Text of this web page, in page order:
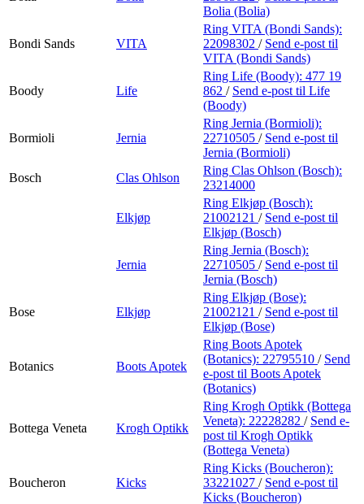
Bolia (Bolia)
Bondi Sands VITA
Ring VITA (Bondi Sands):
22098302 / Send e-post til
VITA (Bondi Sands)
Boody Life
Ring Life (Boody): 477 19
862 / Send e-post til Life
(Boody)
Bormioli Jernia
Ring Jernia (Bormioli):
22710505 / Send e-post til
Jernia (Bormioli)
Bosch
Clas Ohlson
Ring Clas Ohlson (Bosch):
23214000
Elkjøp
Ring Elkjøp (Bosch):
21002121 / Send e-post til
Elkjøp (Bosch)
Jernia
Ring Jernia (Bosch):
22710505 / Send e-post til
Jernia (Bosch)
Bose Elkjøp
Ring Elkjøp (Bose):
21002121 / Send e-post til
Elkjøp (Bose)
Botanics Boots Apotek
Ring Boots Apotek
(Botanics): 22795510 / Send
e-post til Boots Apotek
(Botanics)
Bottega Veneta Krogh Optikk
Ring Krogh Optikk (Bottega
Veneta): 22228282 / Send e-
post til Krogh Optikk
(Bottega Veneta)
Boucheron Kicks
Ring Kicks (Boucheron):
33221027 / Send e-post til
Kicks (Boucheron)